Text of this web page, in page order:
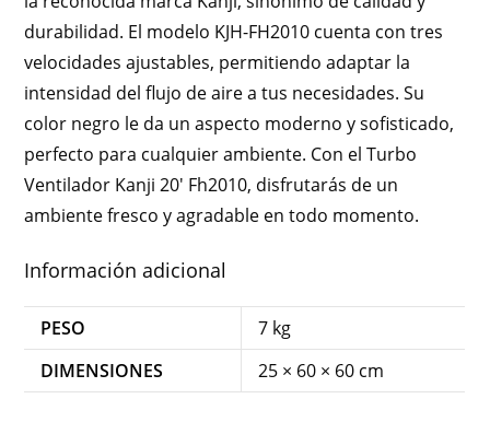
durabilidad. El modelo KJH-FH2010 cuenta con tres
velocidades ajustables, permitiendo adaptar la
intensidad del flujo de aire a tus necesidades. Su
color negro le da un aspecto moderno y sofisticado,
perfecto para cualquier ambiente. Con el Turbo
Ventilador Kanji 20′ Fh2010, disfrutarás de un
ambiente fresco y agradable en todo momento.
Información adicional
PESO
7 kg
DIMENSIONES
25 × 60 × 60 cm